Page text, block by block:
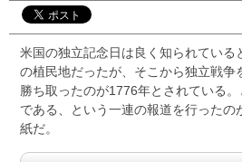
米国の独立記念日は良く知られている
の植民地だったが、そこから独立戦争
勝ち取ったのが1776年とされている
である、という一連の報道を行ったの
紙だ。